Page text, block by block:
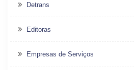
Detrans
Editoras
Empresas de Serviços